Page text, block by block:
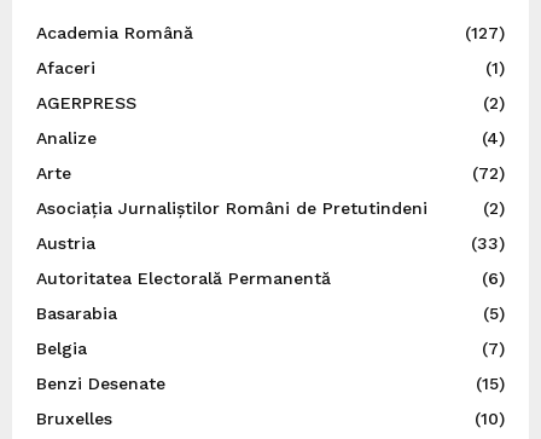
Academia Română
(127)
Afaceri
(1)
AGERPRESS
(2)
Analize
(4)
Arte
(72)
Asociația Jurnaliștilor Români de Pretutindeni
(2)
Austria
(33)
Autoritatea Electorală Permanentă
(6)
Basarabia
(5)
Belgia
(7)
Benzi Desenate
(15)
Bruxelles
(10)